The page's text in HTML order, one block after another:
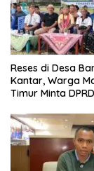
Reses di Desa
Kantar, Warga
Timur Minta
Pergub Larangan
Bersubsidi Bagi
Pajak